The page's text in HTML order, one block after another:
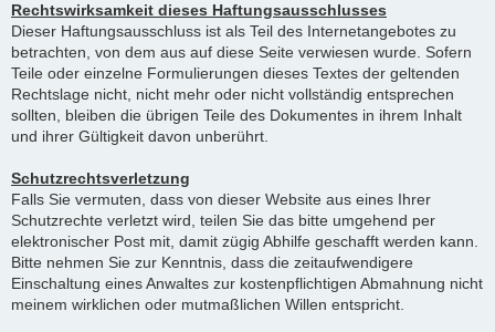
Rechtswirksamkeit dieses Haftungsausschlusses
Dieser Haftungsausschluss ist als Teil des Internetangebotes zu
betrachten, von dem aus auf diese Seite verwiesen wurde. Sofern
Teile oder einzelne Formulierungen dieses Textes der geltenden
Rechtslage nicht, nicht mehr oder nicht vollständig entsprechen
sollten, bleiben die übrigen Teile des Dokumentes in ihrem Inhalt
und ihrer Gültigkeit davon unberührt.
Schutzrechtsverletzung
Falls Sie vermuten, dass von dieser Website aus eines Ihrer
Schutzrechte verletzt wird, teilen Sie das bitte umgehend per
elektronischer Post mit, damit zügig Abhilfe geschafft werden kann.
Bitte nehmen Sie zur Kenntnis, dass die zeitaufwendigere
Einschaltung eines Anwaltes zur kostenpflichtigen Abmahnung nicht
meinem wirklichen oder mutmaßlichen Willen entspricht.